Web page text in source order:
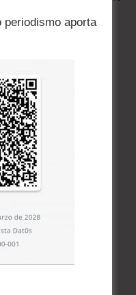
periodismo aporta